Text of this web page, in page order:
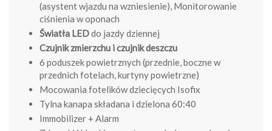
(asystent wjazdu na wzniesienie), Monitorowanie
ciśnienia w oponach
Światła LEDdo jazdy dziennej
Czujnik zmierzchu i czujnik deszczu
6 poduszek powietrznych (przednie, boczne w
przednich fotelach, kurtyny powietrzne)
Mocowania fotelików dziecięcych Isofix
Tylna kanapa składana i dzielona 60:40
Immobilizer + Alarm